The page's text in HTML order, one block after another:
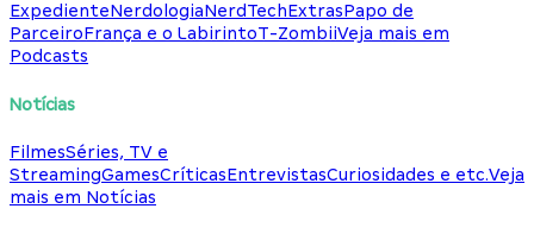
ExpedienteNerdologiaNerdTechExtrasPapo de
ParceiroFrança e o LabirintoT-ZombiiVeja mais em
Podcasts
Notícias
FilmesSéries, TV e
StreamingGamesCríticasEntrevistasCuriosidades e etc.Veja
mais em Notícias